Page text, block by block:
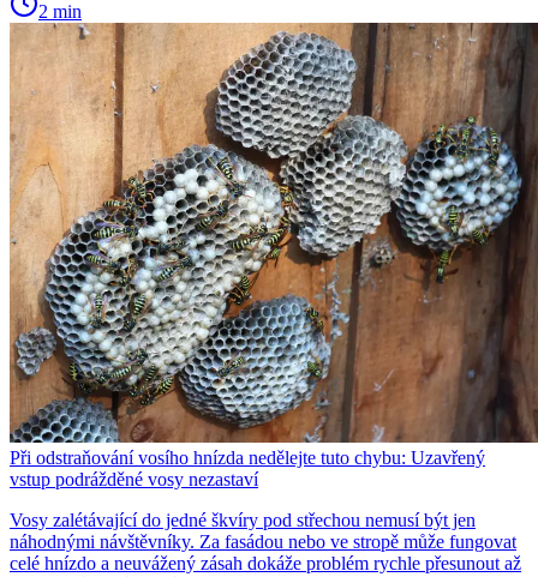
2 min
Při odstraňování vosího hnízda nedělejte tuto chybu: Uzavřený
vstup podrážděné vosy nezastaví
Vosy zalétávající do jedné škvíry pod střechou nemusí být jen
náhodnými návštěvníky. Za fasádou nebo ve stropě může fungovat
celé hnízdo a neuvážený zásah dokáže problém rychle přesunout až